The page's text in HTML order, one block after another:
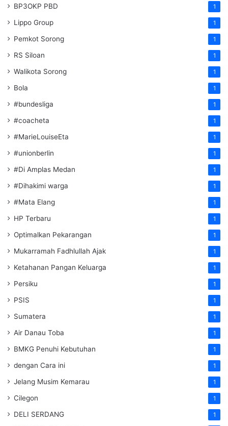
BP3OKP PBD 1
Lippo Group 1
Pemkot Sorong 1
RS Siloan 1
Walikota Sorong 1
Bola 1
#bundesliga 1
#coacheta 1
#MarieLouiseEta 1
#unionberlin 1
#Di Amplas Medan 1
#Dihakimi warga 1
#Mata Elang 1
HP Terbaru 1
Optimalkan Pekarangan 1
Mukarramah Fadhlullah Ajak 1
Ketahanan Pangan Keluarga 1
Persiku 1
PSIS 1
Sumatera 1
Air Danau Toba 1
BMKG Penuhi Kebutuhan 1
dengan Cara ini 1
Jelang Musim Kemarau 1
Cilegon 1
DELI SERDANG 1